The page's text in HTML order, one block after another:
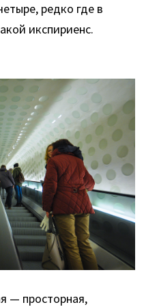
редко где в
икспириенс.
— просторная,